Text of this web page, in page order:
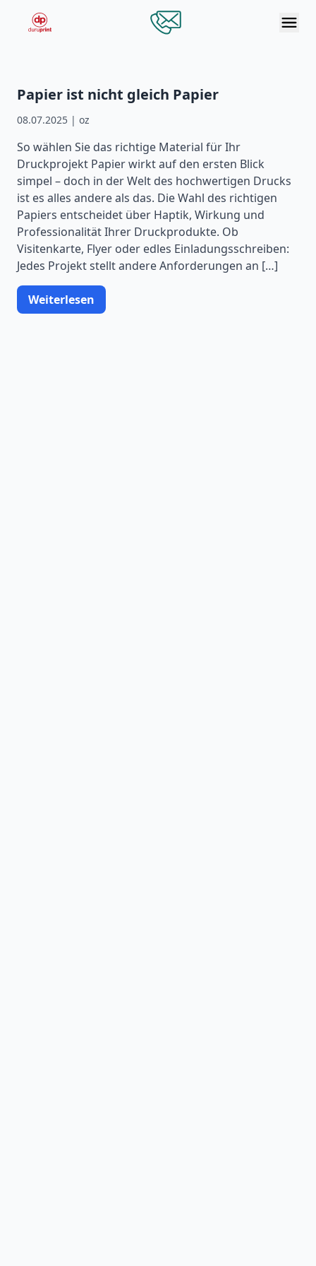
Papier ist nicht gleich Papier
08.07.2025 | oz
So wählen Sie das richtige Material für Ihr
Druckprojekt Papier wirkt auf den ersten Blick
simpel – doch in der Welt des hochwertigen Drucks
ist es alles andere als das. Die Wahl des richtigen
Papiers entscheidet über Haptik, Wirkung und
Professionalität Ihrer Druckprodukte. Ob
Visitenkarte, Flyer oder edles Einladungsschreiben:
Jedes Projekt stellt andere Anforderungen an […]
Weiterlesen